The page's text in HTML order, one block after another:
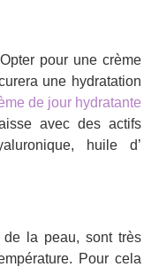
pour une crème
une hydratation
de jour hydratante
avec des actifs
huile d’
la peau, sont très
Pour cela